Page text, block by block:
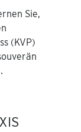
Sie,
(KVP)